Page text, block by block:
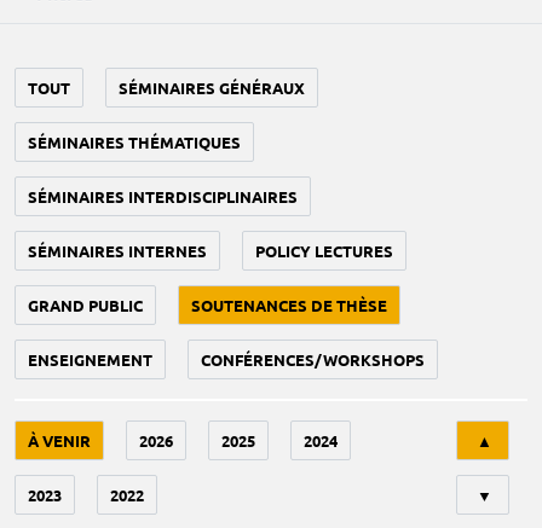
TOUT SÉMINAIRES GÉNÉRAUX
SÉMINAIRES THÉMATIQUES
SÉMINAIRES INTERDISCIPLINAIRES
SÉMINAIRES INTERNES POLICY LECTURES
GRAND PUBLIC SOUTENANCES DE THÈSE
ENSEIGNEMENT CONFÉRENCES/WORKSHOPS
À VENIR 2026 2025 2024
2023 2022
▲
▼